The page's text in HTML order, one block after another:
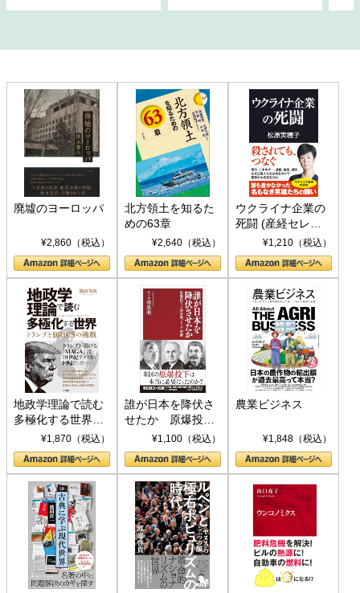
廃墟のヨーロッパ
¥2,860（税込）
北方領土を知るた
めの63章
¥2,640（税込）
ウクライナ企業の
死闘 (産経セレク
ト S 039)¥1,210（税込）
地政学理論で読む
多極化する世界：
トランプとBRICS
の挑戦
¥1,870（税込）
誰が日本を降伏さ
せたか 原爆投
下、ソ連参戦、そ
して聖断 (PHP新
書)
¥1,100（税込）
農業ビジネス
¥1,848（税込）